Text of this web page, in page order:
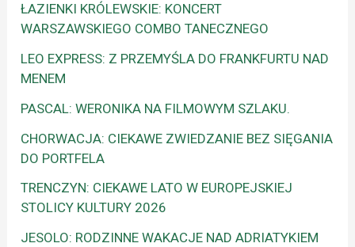
ŁAZIENKI KRÓLEWSKIE: KONCERT
WARSZAWSKIEGO COMBO TANECZNEGO
LEO EXPRESS: Z PRZEMYŚLA DO FRANKFURTU NAD
MENEM
PASCAL: WERONIKA NA FILMOWYM SZLAKU.
CHORWACJA: CIEKAWE ZWIEDZANIE BEZ SIĘGANIA
DO PORTFELA
TRENCZYN: CIEKAWE LATO W EUROPEJSKIEJ
STOLICY KULTURY 2026
JESOLO: RODZINNE WAKACJE NAD ADRIATYKIEM